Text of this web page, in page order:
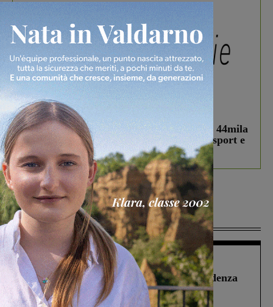
In vetrina 3 Agosto 2026
Estra Notizie agosto: Smart Cities, oltre 44mila
studenti coinvolti, torna il bando per lo sport e
debutta il podcast Estrair
Più lette
Figline Incisa Valdarno 1 Agosto 2026
Piscina di Figline finanziata oltre la scadenza
Pnrr, il gruppo di Fratelli d’Italia: “Un
ringraziamento al Governo”